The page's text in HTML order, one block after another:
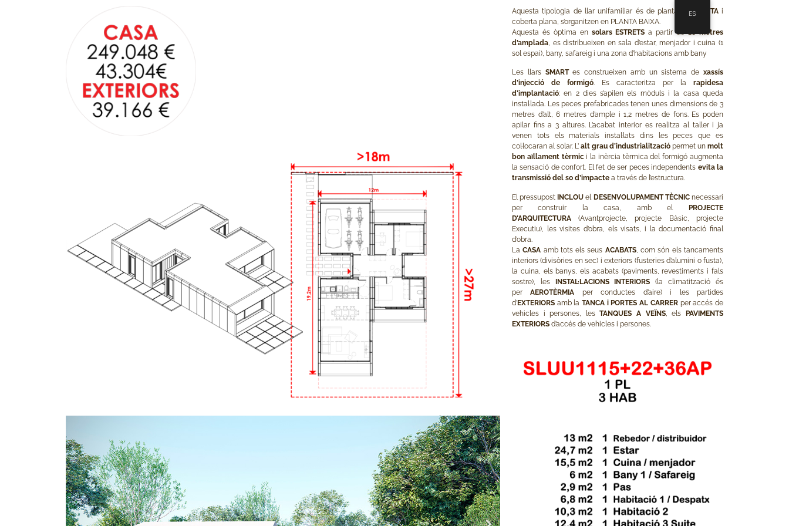
Aquesta tipologia de llar unifamiliar és de planta COMPACTA i
coberta plana, s’organitzen en PLANTA BAIXA.
Aquesta és òptima ensolars ESTRETS a partir de18 metres
d’amplada, es distribueixen en sala d’estar, menjador i cuina (1
sol espai), bany, safareig i una zona d’habitacions amb bany
Les llarsSMARTes construeixen amb un sistema de xassís
d’injecció de formigó. Es caracteritza per la rapidesa
d’implantació: en 2 dies s’apilen els mòduls i la casa queda
instal·lada. Les peces prefabricades tenen unes dimensions de 3
metres d’alt, 6 metres d’ample i 1,2 metres de fons. Es poden
apilar fins a 3 altures. L’acabat interior es realitza al taller i ja
venen tots els materials instal·lats dins les peces que es
col·locaran al solar. L’ alt grau d’industrialitzaciópermet un molt
bon aïllament tèrmici la inèrcia tèrmica del formigó augmenta
la sensació de confort. El fet de ser peces independents evita la
transmissió del so d’impactea través de l’estructura.
El pressupostINCLOUel DESENVOLUPAMENT TÈCNICnecessari
per construir la casa, amb el PROJECTE
D’ARQUITECTURA(Avantprojecte, projecte Bàsic, projecte
Executiu), les visites d’obra, els visats, i la documentació final
d’obra.
LaCASA amb tots els seus ACABATS, com són els tancaments
interiors (divisòries en sec) i exteriors (fusteries d’alumini o fusta),
la cuina, els banys, els acabats (paviments, revestiments i fals
sostre), les INSTAL·LACIONS INTERIORS (la climatització és
perAEROTÈRMIA per conductes d’aire) i les partides
d’EXTERIORSamb laTANCA i PORTES AL CARRERper accés de
vehicles i persones, lesTANQUES A VEÏNS, els PAVIMENTS
EXTERIORSd’accés de vehicles i persones.
ES